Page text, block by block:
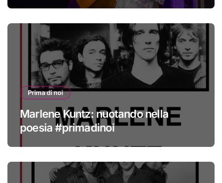
Prima di noi
Marlene Kuntz: nuotando nella
poesia #primadinoi